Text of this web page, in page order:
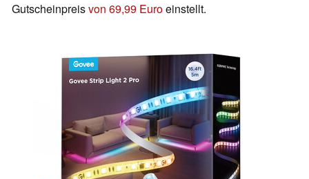
Gutscheinpreisvon 69,99 Euroeinstellt.